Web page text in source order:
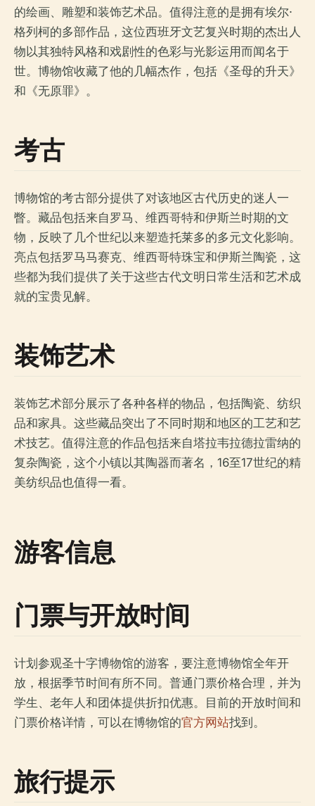
的绘画、雕塑和装饰艺术品。值得注意的是拥有埃尔·
格列柯的多部作品，这位西班牙文艺复兴时期的杰出人
物以其独特风格和戏剧性的色彩与光影运用而闻名于
世。博物馆收藏了他的几幅杰作，包括《圣母的升天》
和《无原罪》。
考古
博物馆的考古部分提供了对该地区古代历史的迷人一
瞥。藏品包括来自罗马、维西哥特和伊斯兰时期的文
物，反映了几个世纪以来塑造托莱多的多元文化影响。
亮点包括罗马马赛克、维西哥特珠宝和伊斯兰陶瓷，这
些都为我们提供了关于这些古代文明日常生活和艺术成
就的宝贵见解。
装饰艺术
装饰艺术部分展示了各种各样的物品，包括陶瓷、纺织
品和家具。这些藏品突出了不同时期和地区的工艺和艺
术技艺。值得注意的作品包括来自塔拉韦拉德拉雷纳的
复杂陶瓷，这个小镇以其陶器而著名，16至17世纪的精
美纺织品也值得一看。
游客信息
门票与开放时间
计划参观圣十字博物馆的游客，要注意博物馆全年开
放，根据季节时间有所不同。普通门票价格合理，并为
学生、老年人和团体提供折扣优惠。目前的开放时间和
门票价格详情，可以在博物馆的官方网站找到。
旅行提示